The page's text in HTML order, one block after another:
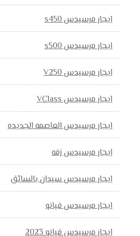
ايجار مرسيدس s450
ايجار مرسيدس s500
ايجار مرسيدس V250
ايجار مرسيدس VClass
ايجار مرسيدس العاصمه الجديده
ايجار مرسيدس زفه
ايجار مرسيدس سيدان بالسائق
ايجار مرسيدس فيانو
ايجار مرسيدس فيانو 2023